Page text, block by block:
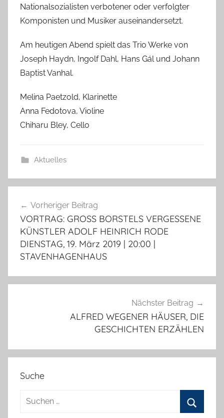
B
i
n
a
Nationalsozialisten verbotener oder verfolgter
Komponisten und Musiker auseinandersetzt.
Am heutigen Abend spielt das Trio Werke von
Joseph Haydn, Ingolf Dahl, Hans Gál und Johann
Baptist Vanhal.
Melina Paetzold, Klarinette
Anna Fedotova, Violine
Chiharu Bley, Cello
Aktuelles
Vorheriger Beitrag
VORTRAG: GROSS BORSTELS VERGESSENE
KÜNSTLER ADOLF HEINRICH RODE
DIENSTAG, 19. März 2019 | 20:00 |
STAVENHAGENHAUS
Nächster Beitrag
ALFRED WEGENER HÄUSER, DIE
GESCHICHTEN ERZÄHLEN
Suche
Suchen